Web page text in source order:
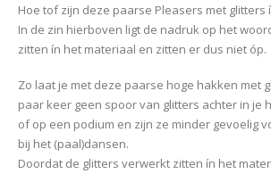
Hoe tof zijn deze paarse Pleasers met glitters
In de zin hierboven ligt de nadruk op het
zitten ín het materiaal en zitten er dus niet óp.
Zo laat je met deze paarse hoge hakken met
paar keer geen spoor van glitters achter in je
of op een podium en zijn ze minder gevoelig
bij het (paal)dansen.
Doordat de glitters verwerkt zitten ín het